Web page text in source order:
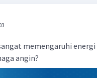
memengaruhi
angin?